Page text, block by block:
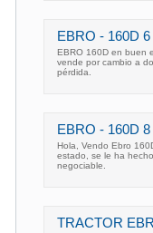
EBRO - 160D 6
EBRO 160D en buen
vende por cambio a
pérdida.
EBRO - 160D 8
Hola, Vendo Ebro
estado, se le ha
negociable.
TRACTOR